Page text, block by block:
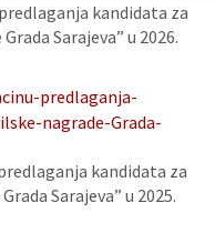
kandidata za
Sarajeva” u 2026.
predlaganja-
nagrade-Grada-
kandidata za
Sarajeva” u 2025.